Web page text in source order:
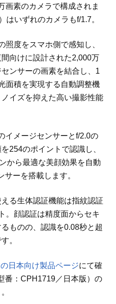
画素のカメラで構成されま
はいずれのカメラもf/1.7。
照度をスマホ側で感知し、
向けに設計された2,000万
ンサーの画素を結合し、1
面積を実現する自動調整機
イズを抑えた高い撮影性能
イメージセンサーとf/2.0の
254のポイントで認識し、
から最適な美顔効果を自動
サーを搭載します。
る生体認証機能は指紋認証
。顔認証は精度面からセキ
ものの、認識を0.08秒と超
。
日本向け製品ページにて確
番：CPH1719／日本版）の